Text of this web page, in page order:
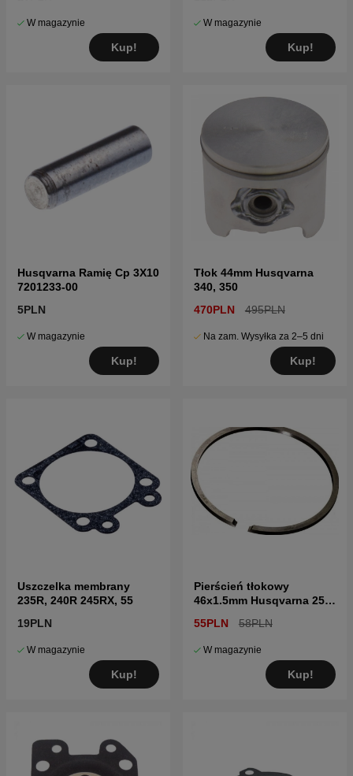
W magazynie
Kup!
W magazynie
Kup!
Husqvarna Ramię Cp 3X10
7201233-00
5PLN
W magazynie
Kup!
Tłok 44mm Husqvarna
340, 350
470PLN
495PLN
Na zam. Wysyłka za 2–5 dni
Kup!
Uszczelka membrany
235R, 240R 245RX, 55
19PLN
W magazynie
Kup!
Pierścień tłokowy
46x1.5mm Husqvarna 257,
55PLN 58PLN
W magazynie
Kup!